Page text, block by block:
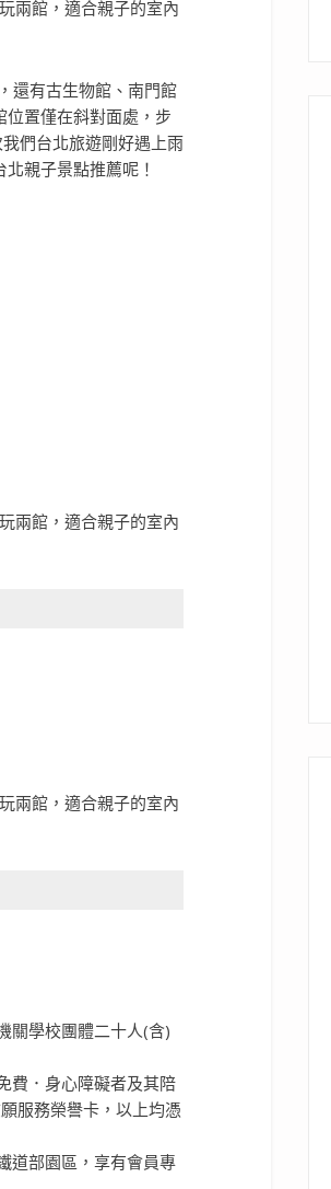
還有古生物館、南門館
置僅在斜對面處，步
們台北旅遊剛好遇上雨
親子景點推薦呢！
關學校團體二十人(含)
費．身心障礙者及其陪
服務榮譽卡，以上均憑
道部園區，享有會員專